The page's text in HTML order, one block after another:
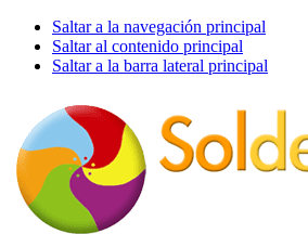
Saltar a la navegación principal
Saltar al contenido principal
Saltar a la barra lateral principal